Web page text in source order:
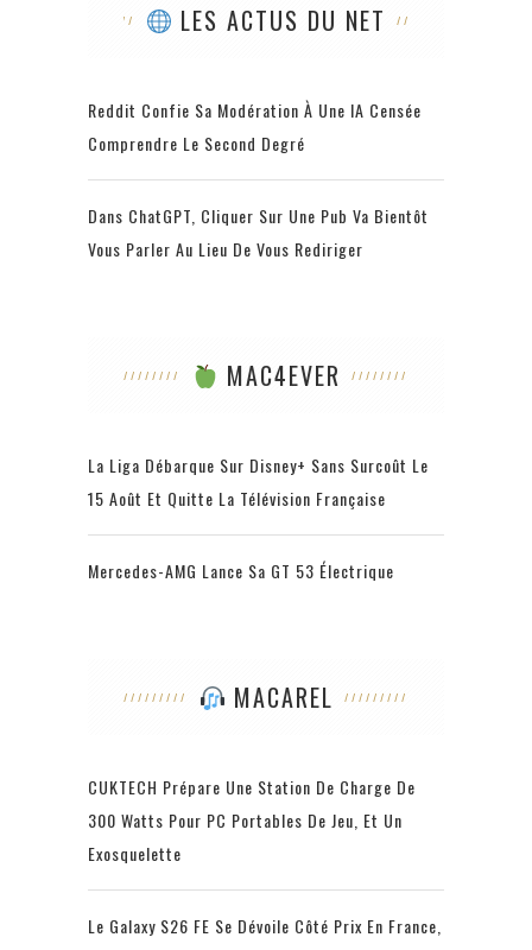
LES ACTUS DU NET
Reddit Confie Sa Modération À Une IA Censée
Comprendre Le Second Degré
Dans ChatGPT, Cliquer Sur Une Pub Va Bientôt
Vous Parler Au Lieu De Vous Rediriger
MAC4EVER
La Liga Débarque Sur Disney+ Sans Surcoût Le
15 Août Et Quitte La Télévision Française
Mercedes-AMG Lance Sa GT 53 Électrique
MACAREL
CUKTECH Prépare Une Station De Charge De
300 Watts Pour PC Portables De Jeu, Et Un
Exosquelette
Le Galaxy S26 FE Se Dévoile Côté Prix En France,